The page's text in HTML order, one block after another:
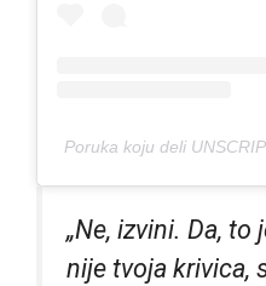
Poruka koju deli
„Ne, izvini. Da, to
nije tvoja krivica,